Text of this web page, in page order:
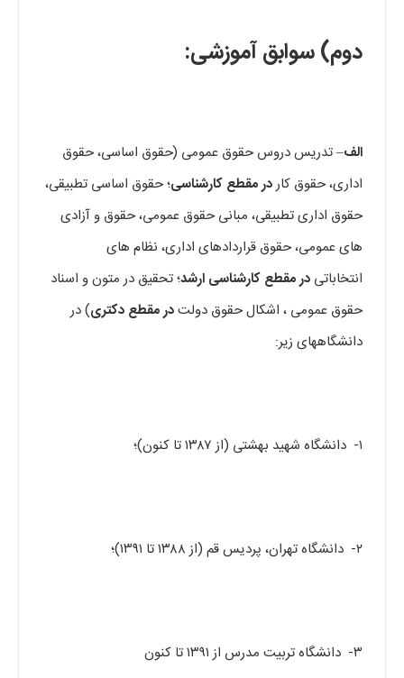
دوم) سوابق آموزشی:
الف– تدریس دروس حقوق عمومی (حقوق اساسی، حقوق
اداری، حقوق کاردر مقطع کارشناسی؛ حقوق اساسی تطبیقی،
حقوق اداری تطبیقی، مبانی حقوق عمومی، حقوق و آزادی
های عمومی، حقوق قراردادهای اداری، نظام های
انتخاباتی در مقطع کارشناسی ارشد؛ تحقیق در متون و اسناد
حقوق عمومی ، اشکال حقوق دولتدر مقطع دکتری) در
دانشگاههای زیر:
۱- دانشگاه شهید بهشتی (از ۱۳۸۷ تا کنون)؛
۲- دانشگاه تهران، پردیس قم (از ۱۳۸۸ تا ۱۳۹۱)؛
۳- دانشگاه تربیت مدرس از ۱۳۹۱ تا کنون